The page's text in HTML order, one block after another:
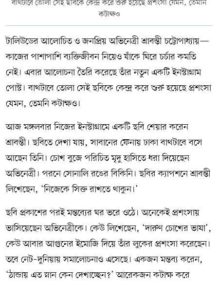
বাথটাবে তোলা সেই ছবিকে কেন্দ্র করে শুরু হয়েছে প্রশংসা যেমন, তেমনি
কটাক্ষও
টালিউডের আলোচিত ও জনপ্রিয় অভিনেত্রী শ্রাবন্তী চট্টোপাধ্যায়—
কাজের পাশাপাশি ব্যক্তিজীবন নিয়েও যাঁকে ঘিরে চর্চার কমতি
নেই। এবার আলোচনা তৈরি করেছে তাঁর নতুন একটি ইনস্টাগ্রাম
পোস্ট। বাথটাবে তোলা সেই ছবিকে কেন্দ্র করে শুরু হয়েছে প্রশংসা
যেমন, তেমনি কটাক্ষও।
আজ মঙ্গলবার নিজের ইনস্টাগ্রামে একটি ছবি শেয়ার করেন
শ্রাবন্তী। ছবিতে দেখা যায়, সাবানের ফেনায় ঢাকা বাথটাবে বসে
আছেন তিনি। চোখ বুজে পরিচিত মৃদু হাসিতে ধরা দিয়েছেন
অভিনেত্রী। পরনে সোনালি রঙের বিকিনি। ছবির ক্যাপশনে শ্রাবন্তী
লিখেছেন, ‘নিজেকে সিক্ত রাখতে থাকুন।’
ছবি প্রকাশের পরই মন্তব্যের ঘর ভরে ওঠে। অনেকেই প্রশংসায়
ভাসিয়েছেন অভিনেত্রীকে। কেউ লিখেছেন, ‘দারুণ চোখের ভাষা’,
কেউ আবার আগুনের ইমোজি দিয়ে তাঁর লুকের প্রশংসা করেছেন।
তবে নেট–দুনিয়ায় সমালোচনাও এসেছে। একজন মন্তব্য করেন,
‘ঠান্ডায় এত স্নান কেন দেখাচ্ছেন?’ আরেকজন কটাক্ষ করে
ABOUT US
DIAL SYLHET